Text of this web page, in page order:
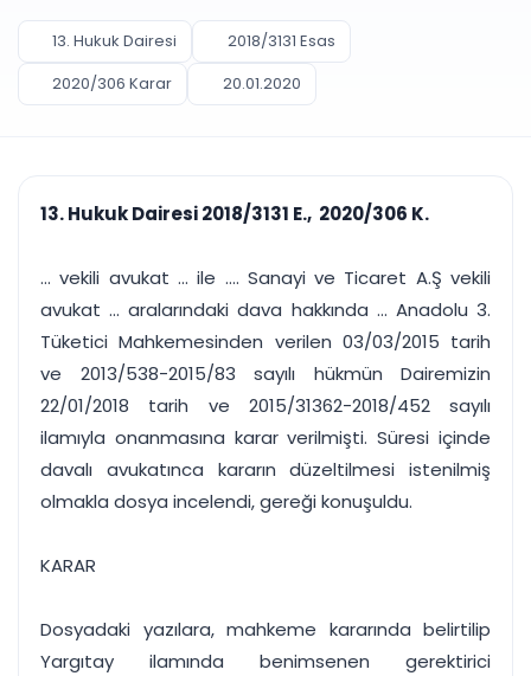
PLANLAMA & TAKİP
Pano ve Takip
Duruşma ve görev
takvimi
Bildirim
takibi
rapor
Tek panelde uçtan uca yönetim
UYAP & UETS entegrasyonundan finansa, hepsi bir arada.
Tüm özellikleri inceleyin Ücretsiz Başlayın
13. Hukuk Dairesi
2018/3131 Esas
2020/306 Karar
20.01.2020
13. Hukuk Dairesi 2018/3131 E., 2020/306 K.
... vekili avukat ... ile .... Sanayi ve Ticaret A.Ş vekili
avukat ... aralarındaki dava hakkında ... Anadolu 3.
Tüketici Mahkemesinden verilen 03/03/2015 tarih
ve 2013/538-2015/83 sayılı hükmün Dairemizin
22/01/2018 tarih ve 2015/31362-2018/452 sayılı
ilamıyla onanmasına karar verilmişti. Süresi içinde
davalı avukatınca kararın düzeltilmesi istenilmiş
olmakla dosya incelendi, gereği konuşuldu.
KARAR
Dosyadaki yazılara, mahkeme kararında belirtilip
Yargıtay ilamında benimsenen gerektirici